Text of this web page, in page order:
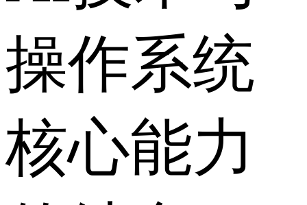
操作系统
核心能力